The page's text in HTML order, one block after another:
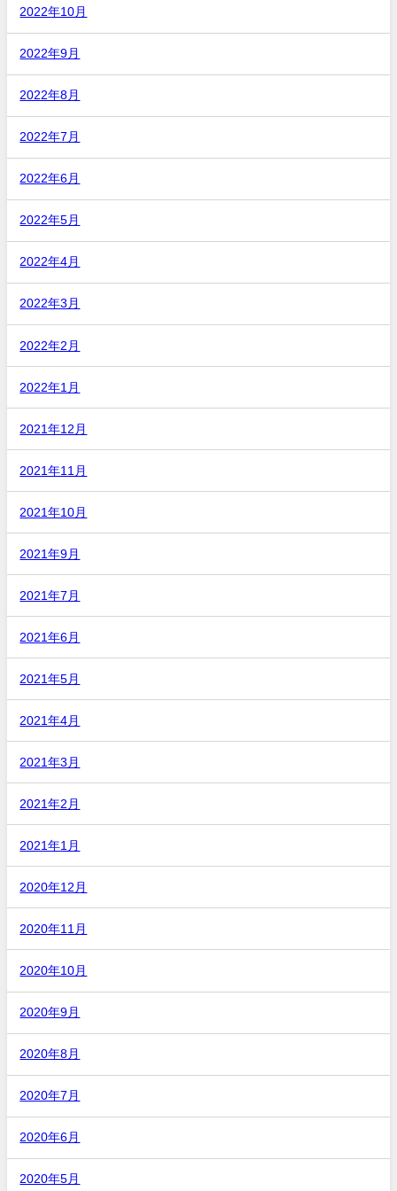
2022年10月
2022年9月
2022年8月
2022年7月
2022年6月
2022年5月
2022年4月
2022年3月
2022年2月
2022年1月
2021年12月
2021年11月
2021年10月
2021年9月
2021年7月
2021年6月
2021年5月
2021年4月
2021年3月
2021年2月
2021年1月
2020年12月
2020年11月
2020年10月
2020年9月
2020年8月
2020年7月
2020年6月
2020年5月